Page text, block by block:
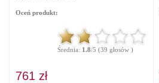
Oceń produkt:
Średnia: 1.8/5 (39 głosów )
761 zł